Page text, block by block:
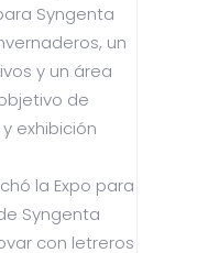
Syngenta
un
y un área
de
exhibición
la Expo para
Syngenta
con letreros